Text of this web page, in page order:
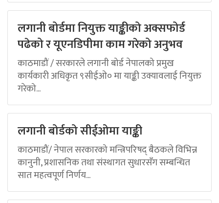
लगानी बोर्डमा नियुक्त याङ्कीको अक्सफोर्ड
पढेको र यूएनडिपीमा काम गरेको अनुभव
काठमाडौं / सरकारले लगानी बोर्ड नेपालको प्रमुख
कार्यकारी अधिकृत ९सीईओ० मा याङ्की उक्यावलाई नियुक्त
गरेको...
लगानी बोर्डको सीईओमा याङ्की
काठमाडौं/ नेपाल सरकारको मन्त्रिपरिषद् बैठकले विभिन्न
कानुनी, प्रशासनिक तथा संस्थागत सुधारसँग सम्बन्धित
सात महत्वपूर्ण निर्णय...